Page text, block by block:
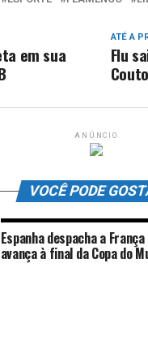
ATÉ A
Flu
em sua
ANÚNCIO
VOCÊ PODE
Espanha despacha a França
avança à final da Copa do